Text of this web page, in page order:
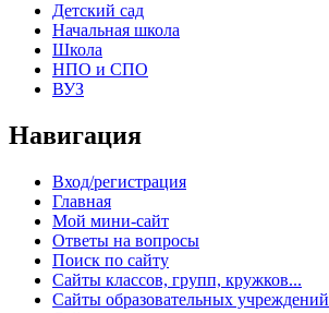
Детский сад
Начальная школа
Школа
НПО и СПО
ВУЗ
Навигация
Вход/регистрация
Главная
Мой мини-сайт
Ответы на вопросы
Поиск по сайту
Сайты классов, групп, кружков...
Сайты образовательных учреждений